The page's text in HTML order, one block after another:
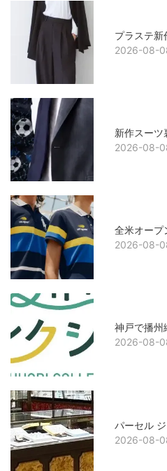
プラステ新
2026-08-
新作スーツ
2026-08-
全米オープ
2026-08-
神戸で播州
2026-08-
パーセル
2026-08-